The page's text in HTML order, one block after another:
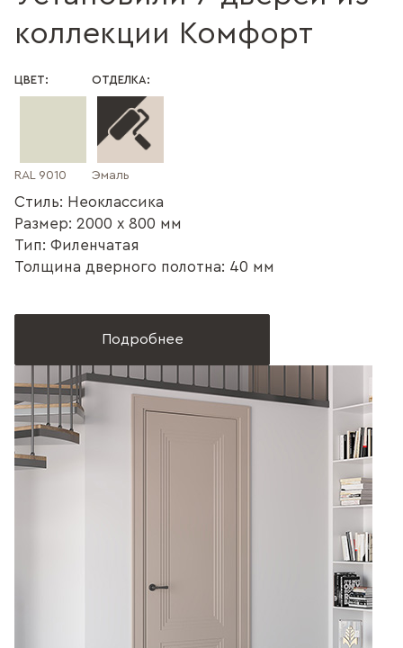
коллекции Комфорт
ЦВЕТ:
RAL 9010
ОТДЕЛКА:
Эмаль
Стиль: Неоклассика
Размер: 2000 x 800 мм
Тип: Филенчатая
Толщина дверного полотна: 40 мм
Подробнее